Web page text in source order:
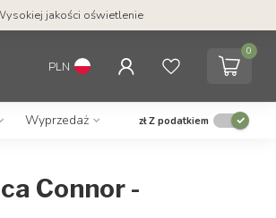
jakości oświetlenie
PLN
0
Wyprzedaż złZ podatkiem
Connor -